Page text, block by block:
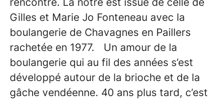
Gilles et Marie Jo Fonteneau avec la
boulangerie de Chavagnes en Paillers
rachetée en 1977. Un amour de la
boulangerie qui au fil des années s’est
développé autour de la brioche et de la
gâche vendéenne. 40 ans plus tard, c’est